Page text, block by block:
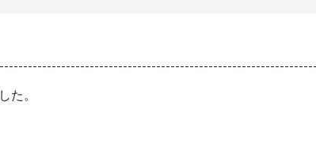
た。